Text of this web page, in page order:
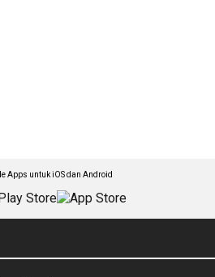
Apps untuk iOS dan Android